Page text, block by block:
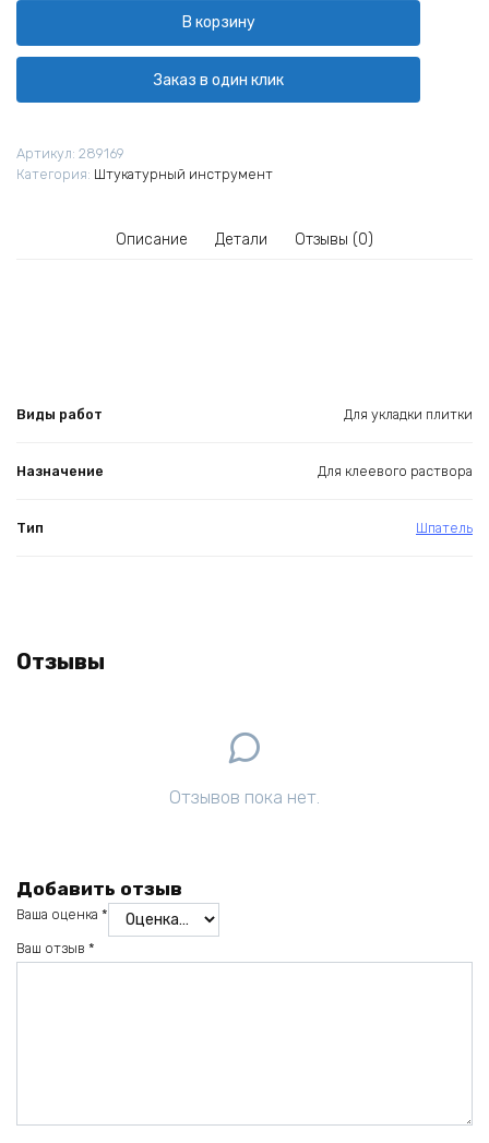
зубчатый
Master
Color
30-
мм
мм
В корзину
Заказ в один клик
Артикул: 289169
Категория: Штукатурный инструмент
Описание Детали Отзывы (0)
Виды работ Для укладки плитки
Назначение Для клеевого раствора
Тип Шпатель
Отзывы
Отзывов пока нет.
Добавить отзыв
Ваша оценка *
Ваш отзыв *